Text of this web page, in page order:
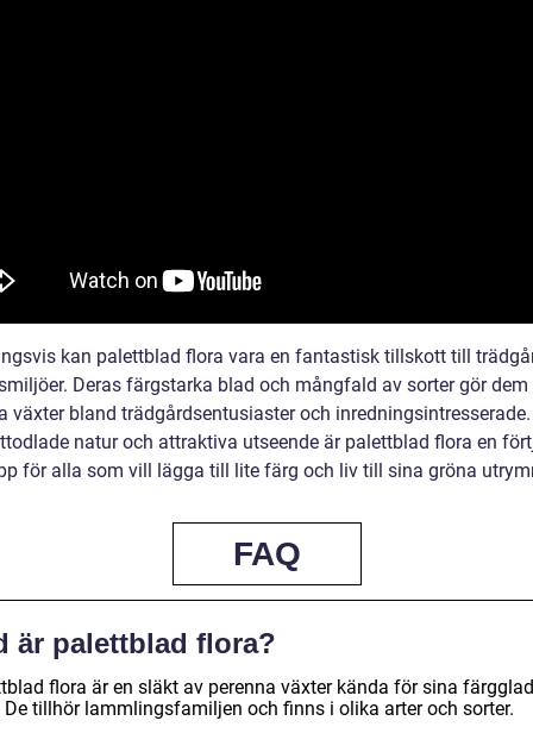
kan palettblad flora vara en fantastisk tillskott till
Deras färgstarka blad och mångfald av sorter gör
växter bland trädgårdsentusiaster och
natur och attraktiva utseende är palettblad flora en
för alla som vill lägga till lite färg och liv till sina gröna
FAQ
är palettblad flora?
flora är en släkt av perenna växter kända för sina
De tillhör lammlingsfamiljen och finns i olika arter och sorter.